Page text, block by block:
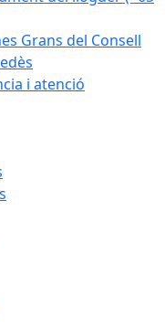
Grans del Consell
i atenció